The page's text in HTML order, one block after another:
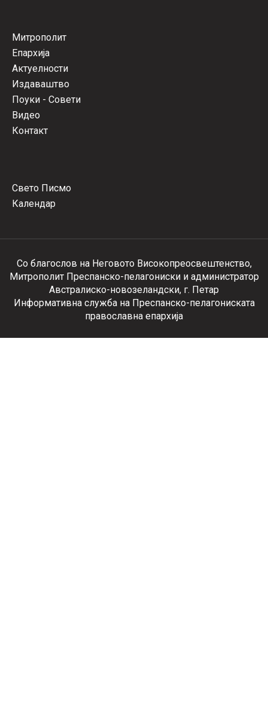
Митрополит
Епархија
Актуелности
Издаваштво
Поуки - Совети
Видео
Контакт
Свето Писмо
Календар
Со благослов на Неговото Високопреосвештенство,
Митрополит Преспанско-пелагониски и администратор
Австралиско-новозеландски, г. Петар
Информативна служба на Преспанско-пелагониската
православна епархија